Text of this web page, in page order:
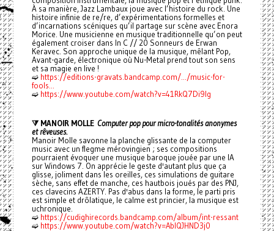
À sa manière, Jazz Lambaux joue avec l’histoire du rock. Une
histoire infinie de re/re, d’expérimentations formelles et
d’incarnations scéniques qu’il partage sur scène avec Enora
Morice. Une musicienne en musique traditionnelle qu’on peut
également croiser dans In C // 20 Sonneurs de Erwan
Keravec. Son approche unique de la musique, mêlant Pop,
Avant-garde, électronique où Nu-Metal prend tout son sens
et sa magie en live !
➫ https://editions-gravats.bandcamp.com/.../music-for-
fools...
➫ https://www.youtube.com/watch?v=41RkQ7Di9lg
⧩ MANOIR MOLLE Computer pop pour micro-tonalités anonymes
et rêveuses.
Manoir Molle savonne la planche glissante de la computer
music avec un flegme mérovingien ; ses compositions
pourraient évoquer une musique baroque jouée par une IA
sur Windows 7. On apprécie le geste d'autant plus que ça
glisse, joliment dans les oreilles, ces simulations de guitare
sèche, sans effet de manche, ces hautbois joués par des PNJ,
ces clavecins AZERTY. Pas d'abus dans la forme, le parti pris
est simple et drôlatique, le calme est princier, la musique est
uchronique.
➫ https://cudighirecords.bandcamp.com/album/int-ressant
➫ https://www.youtube.com/watch?v=AbIQJHND3j0